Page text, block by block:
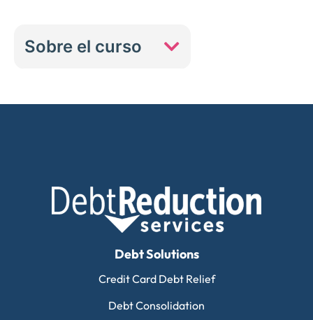
Sobre el curso
Debt Solutions
Credit Card Debt Relief
Debt Consolidation